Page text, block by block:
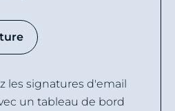
les signatures d'email
un tableau de bord